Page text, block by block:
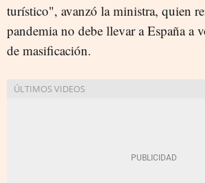
turístico", avanzó la ministra, quien
pandemia no debe llevar a España a
de masificación.